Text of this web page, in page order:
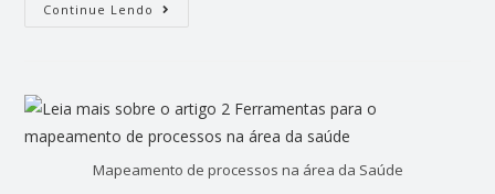
Continue Lendo
Mapeamento de processos na área da Saúde